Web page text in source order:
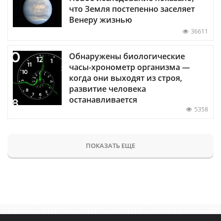
что Земля постепенно заселяет
Венеру жизнью
36611
Обнаружены биологические
часы-хронометр организма —
когда они выходят из строя,
развитие человека
останавливается
5358
ПОКАЗАТЬ ЕЩЕ